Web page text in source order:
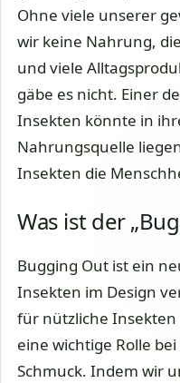
Ohne viele unserer
wir keine Nahrung,
und viele
gäbe es nicht. Einer
Insekten könnte in
Nahrungsquelle
Insekten die
Was ist der
Bugging Out ist ein
Insekten im Design
für nützliche
eine wichtige Rolle
Schmuck. Indem wir